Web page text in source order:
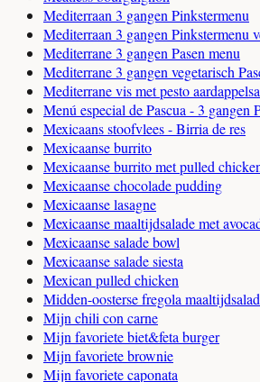
Mediterraan 3 gangen Pinkstermenu
Mediterraan 3 gangen Pinkstermenu
Mediterrane 3 gangen Pasen menu
Mediterrane 3 gangen vegetarisch
Mediterrane vis met pesto
Menú especial de Pascua - 3 gangen
Mexicaans stoofvlees - Birria de res
Mexicaanse burrito
Mexicaanse burrito met pulled
Mexicaanse chocolade pudding
Mexicaanse lasagne
Mexicaanse maaltijdsalade met
Mexicaanse salade bowl
Mexicaanse salade siesta
Mexican pulled chicken
Midden-oosterse fregola
Mijn chili con carne
Mijn favoriete biet&feta burger
Mijn favoriete brownie
Mijn favoriete caponata